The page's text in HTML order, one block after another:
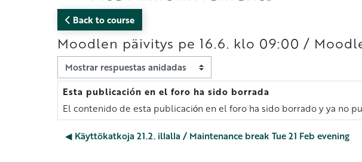
Back to course
Moodlen päivitys pe 16.6. klo 09:00 /
Mostrar modo
Esta publicación en el foro ha sido borrada
Número de respuestas: 0
El contenido de esta publicación en el foro ha sido borrado y ya no
◀︎ Käyttökatkoja 21.2. illalla / Maintenance break Tue 21 Feb evening